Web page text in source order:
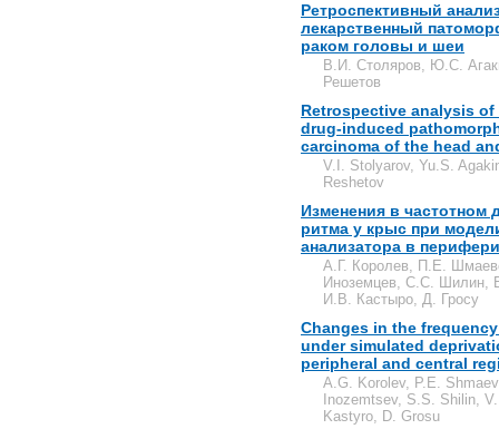
Ретроспективный
лекарственный
раком головы и шеи
В.И. Столяров, Ю.С.
Решетов
Retrospective analysis
drug-induced
carcinoma of the head
V.I. Stolyarov, Yu.S.
Reshetov
Изменения в частотном
ритма у крыс при
анализатора в
А.Г. Королев, П.Е.
Иноземцев, С.С. Шилин,
И.В. Кастыро, Д. Гросу
Changes in the
under simulated
peripheral and central
A.G. Korolev, P.E.
Inozemtsev, S.S. Shilin,
Kastyro, D. Grosu